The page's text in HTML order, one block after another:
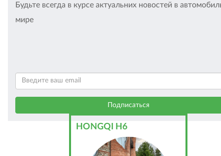
Будьте всегда в курсе актуальних новостей в
мире
HONGQI H6